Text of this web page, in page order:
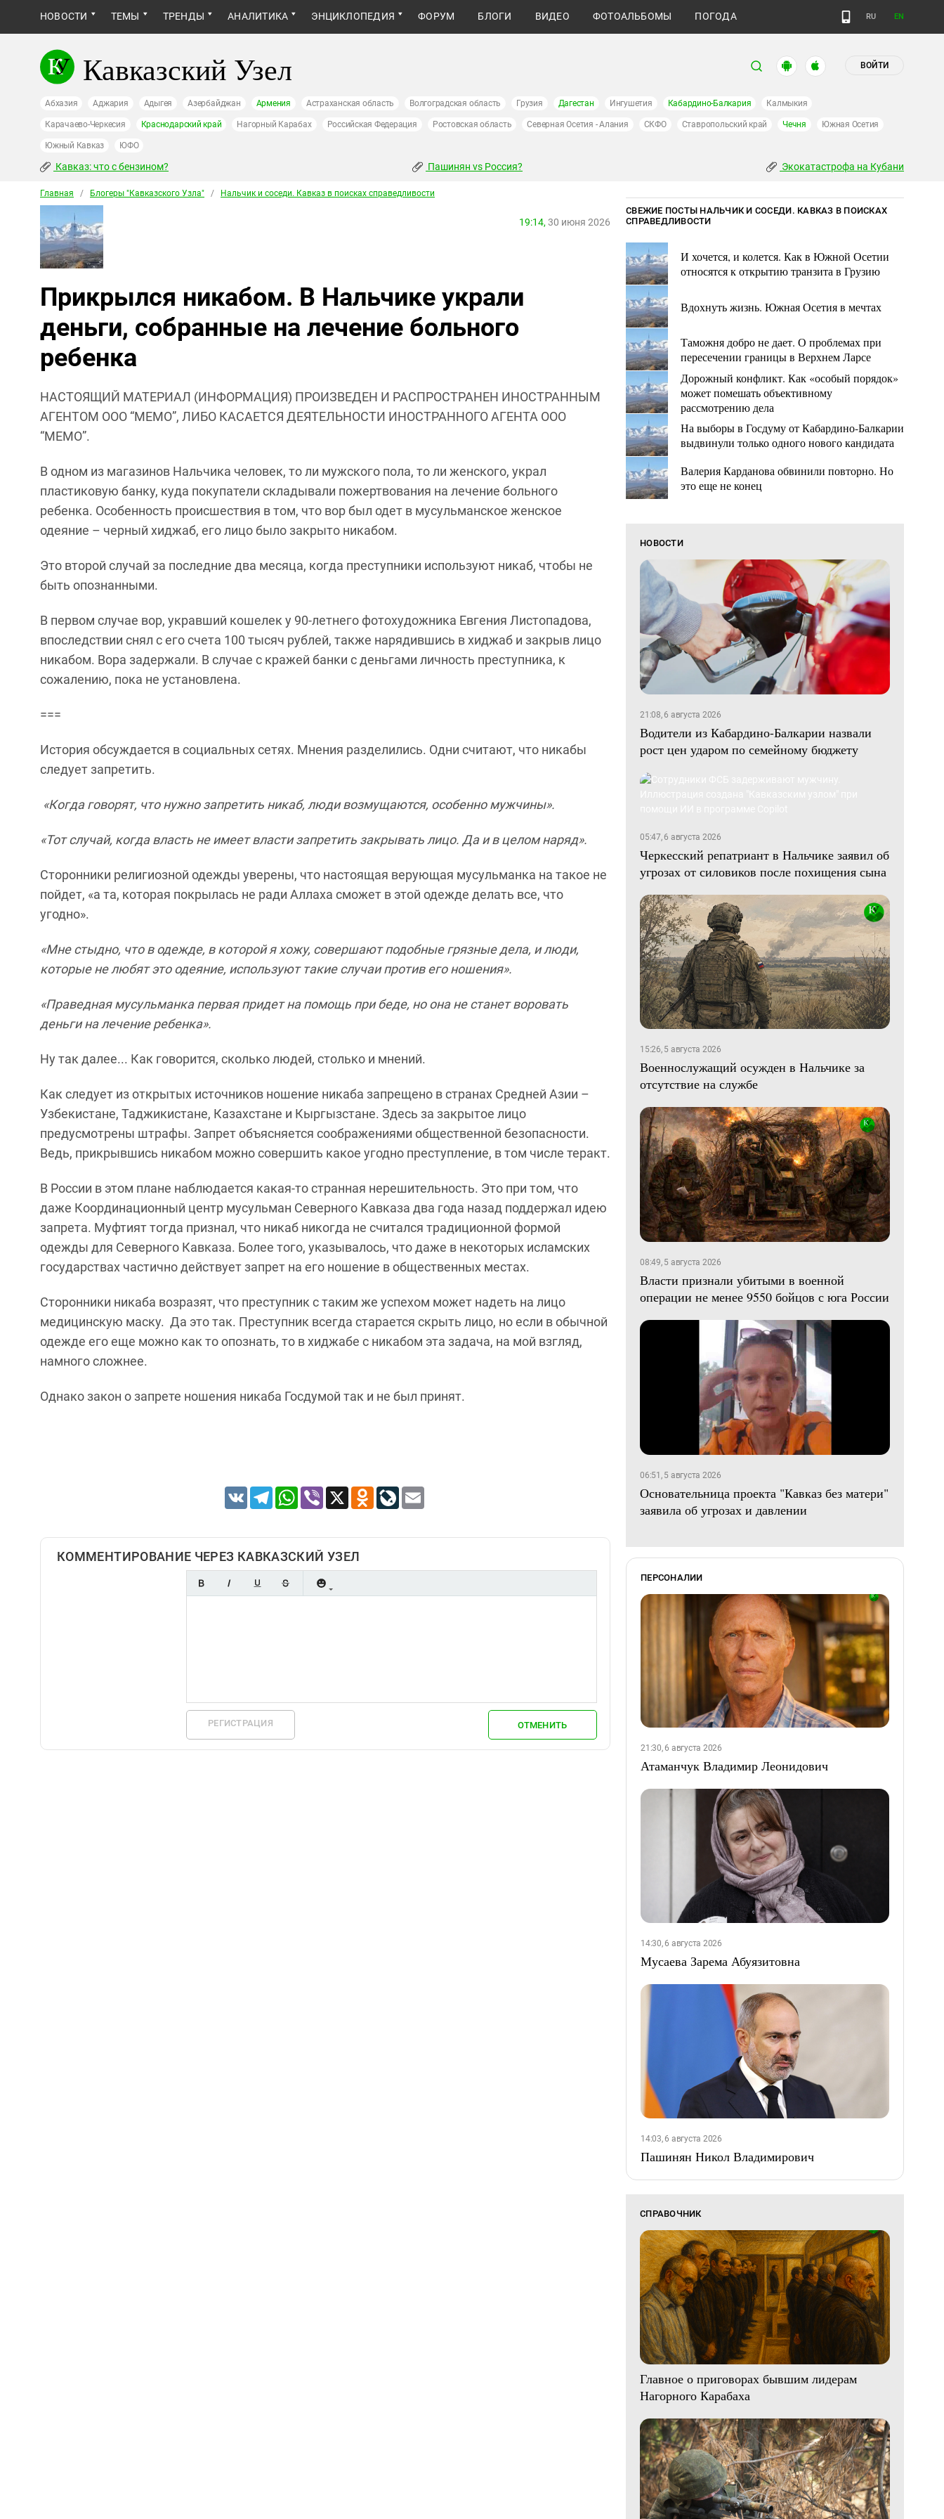
НОВОСТИ ТЕМЫ ТРЕНДЫ АНАЛИТИКА ЭНЦИКЛОПЕДИЯ ФОРУМ БЛОГИ ВИДЕО ФОТОАЛЬБОМЫ ПОГОДА RU EN
Кавказский Узел ВОЙТИ
Абхазия Аджария Адыгея Азербайджан Армения Астраханская область Волгоградская область Грузия Дагестан Ингушетия Кабардино-Балкария Калмыкия
Карачаево-Черкесия Краснодарский край Нагорный Карабах Российская Федерация Ростовская область Северная Осетия - Алания СКФО Ставропольский край Чечня Южная Осетия
Южный Кавказ ЮФО
Кавказ: что с бензином? Пашинян vs Россия? Экокатастрофа на Кубани
Главная / Блогеры "Кавказского Узла" / Нальчик и соседи. Кавказ в поисках справедливости
19:14, 30 июня 2026
Прикрылся никабом. В Нальчике украли
деньги, собранные на лечение больного
ребенка
НАСТОЯЩИЙ МАТЕРИАЛ (ИНФОРМАЦИЯ) ПРОИЗВЕДЕН И РАСПРОСТРАНЕН ИНОСТРАННЫМ
АГЕНТОМ ООО “МЕМО”, ЛИБО КАСАЕТСЯ ДЕЯТЕЛЬНОСТИ ИНОСТРАННОГО АГЕНТА ООО
“МЕМО”.
В одном из магазинов Нальчика человек, то ли мужского пола, то ли женского, украл
пластиковую банку, куда покупатели складывали пожертвования на лечение больного
ребенка. Особенность происшествия в том, что вор был одет в мусульманское женское
одеяние – черный хиджаб, его лицо было закрыто никабом.
Это второй случай за последние два месяца, когда преступники используют никаб, чтобы не
быть опознанными.
В первом случае вор, укравший кошелек у 90-летнего фотохудожника Евгения Листопадова,
впоследствии снял с его счета 100 тысяч рублей, также нарядившись в хиджаб и закрыв лицо
никабом. Вора задержали. В случае с кражей банки с деньгами личность преступника, к
сожалению, пока не установлена.
===
История обсуждается в социальных сетях. Мнения разделились. Одни считают, что никабы
следует запретить.
«Когда говорят, что нужно запретить никаб, люди возмущаются, особенно мужчины».
«Тот случай, когда власть не имеет власти запретить закрывать лицо. Да и в целом наряд».
Сторонники религиозной одежды уверены, что настоящая верующая мусульманка на такое не
пойдет, «а та, которая покрылась не ради Аллаха сможет в этой одежде делать все, что
угодно».
«Мне стыдно, что в одежде, в которой я хожу, совершают подобные грязные дела, и люди,
которые не любят это одеяние, используют такие случаи против его ношения».
«Праведная мусульманка первая придет на помощь при беде, но она не станет воровать
деньги на лечение ребенка».
Ну так далее... Как говорится, сколько людей, столько и мнений.
Как следует из открытых источников ношение никаба запрещено в странах Средней Азии –
Узбекистане, Таджикистане, Казахстане и Кыргызстане. Здесь за закрытое лицо
предусмотрены штрафы. Запрет объясняется соображениями общественной безопасности.
Ведь, прикрывшись никабом можно совершить какое угодно преступление, в том числе теракт.
В России в этом плане наблюдается какая-то странная нерешительность. Это при том, что
даже Координационный центр мусульман Северного Кавказа два года назад поддержал идею
запрета. Муфтият тогда признал, что никаб никогда не считался традиционной формой
одежды для Северного Кавказа. Более того, указывалось, что даже в некоторых исламских
государствах частично действует запрет на его ношение в общественных местах.
Сторонники никаба возразят, что преступник с таким же успехом может надеть на лицо
медицинскую маску. Да это так. Преступник всегда старается скрыть лицо, но если в обычной
одежде его еще можно как то опознать, то в хиджабе с никабом эта задача, на мой взгляд,
намного сложнее.
Однако закон о запрете ношения никаба Госдумой так и не был принят.
VK TelegramWhatsApp
Viber X Odnoklassniki
LiveJournal
КОММЕНТИРОВАНИЕ ЧЕРЕЗ КАВКАЗСКИЙ УЗЕЛ
РЕГИСТРАЦИЯ ОТМЕНИТЬ
СВЕЖИЕ ПОСТЫ НАЛЬЧИК И СОСЕДИ. КАВКАЗ В ПОИСКАХ
СПРАВЕДЛИВОСТИ
И хочется, и колется. Как в Южной Осетии
относятся к открытию транзита в Грузию
Вдохнуть жизнь. Южная Осетия в мечтах
Таможня добро не дает. О проблемах при
пересечении границы в Верхнем Ларсе
Дорожный конфликт. Как «особый порядок»
может помешать объективному
рассмотрению дела
На выборы в Госдуму от Кабардино-Балкарии
выдвинули только одного нового кандидата
Валерия Карданова обвинили повторно. Но
это еще не конец
НОВОСТИ
21:08, 6 августа 2026
Водители из Кабардино-Балкарии назвали
рост цен ударом по семейному бюджету
05:47, 6 августа 2026
Черкесский репатриант в Нальчике заявил об
угрозах от силовиков после похищения сына
15:26, 5 августа 2026
Военнослужащий осужден в Нальчике за
отсутствие на службе
08:49, 5 августа 2026
Власти признали убитыми в военной
операции не менее 9550 бойцов с юга России
06:51, 5 августа 2026
Основательница проекта "Кавказ без матери"
заявила об угрозах и давлении
ПЕРСОНАЛИИ
21:30, 6 августа 2026
Атаманчук Владимир Леонидович
14:30, 6 августа 2026
Мусаева Зарема Абуязитовна
14:03, 6 августа 2026
Пашинян Никол Владимирович
СПРАВОЧНИК
Главное о приговорах бывшим лидерам
Нагорного Карабаха